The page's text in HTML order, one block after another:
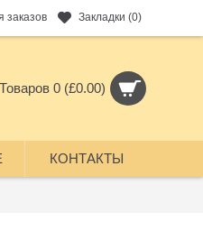
заказов Закладки (0)
Товаров 0 (£0.00)
КОНТАКТЫ